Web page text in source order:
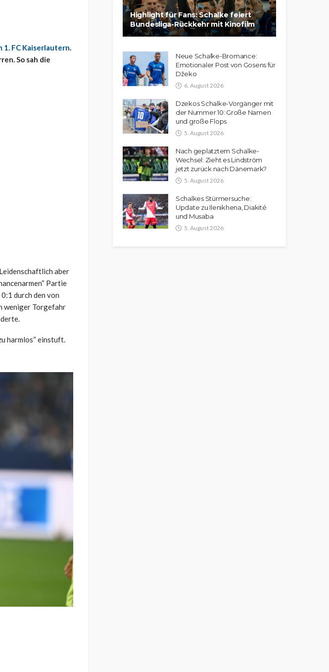
1. FC Kaiserlautern.
So sah die
aber
Partie
durch den von
weniger Torgefahr
harmlos“ einstuft.
Highlight für Fans: Schalke feiert
Bundesliga-Rückkehr mit Kinofilm
Neue Schalke-Bromance:
Emotionaler Post von Gosens für
Džeko
6. August 2026
Dzekos Schalke-Vorgänger mit
der Nummer 10: Große Namen
und große Flops
5. August 2026
Nach geplatztem Schalke-
Wechsel: Zieht es Lindström
jetzt zurück nach Dänemark?
5. August 2026
Schalkes Stürmersuche:
Update zu Ilenikhena, Diakité
und Musaba
5. August 2026